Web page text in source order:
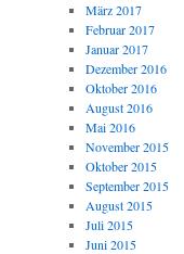
März 2017
Februar 2017
Januar 2017
Dezember 2016
Oktober 2016
August 2016
Mai 2016
November 2015
Oktober 2015
September 2015
August 2015
Juli 2015
Juni 2015